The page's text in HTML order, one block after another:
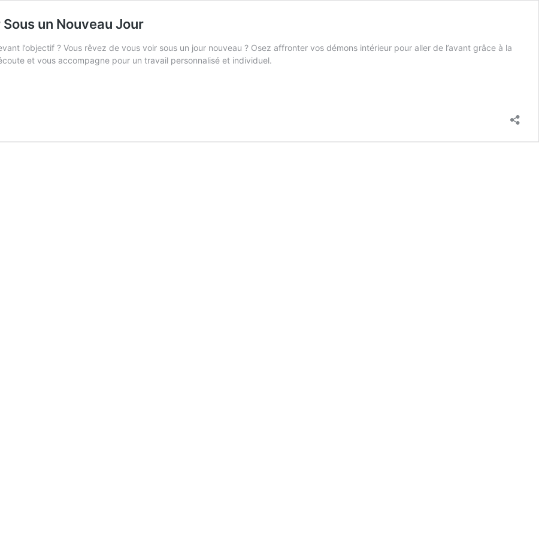
un Nouveau Jour
l’objectif ? Vous rêvez de vous voir sous un jour nouveau ? Osez affronter vos démons intérieur pour aller de l’avant grâce à la
et vous accompagne pour un travail personnalisé et individuel.